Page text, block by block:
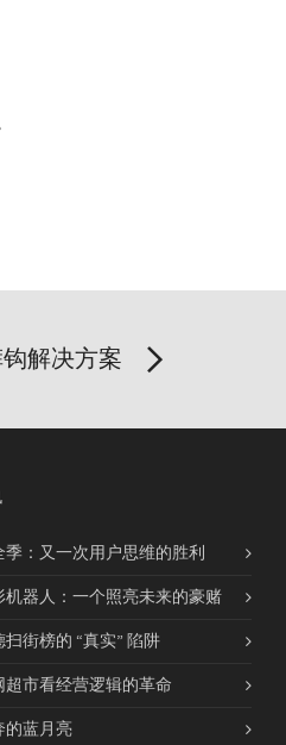
解决方案
季：又一次用户思维的胜利
机器人：一个照亮未来的豪赌
街榜的 “真实” 陷阱
超市看经营逻辑的革命
的蓝月亮